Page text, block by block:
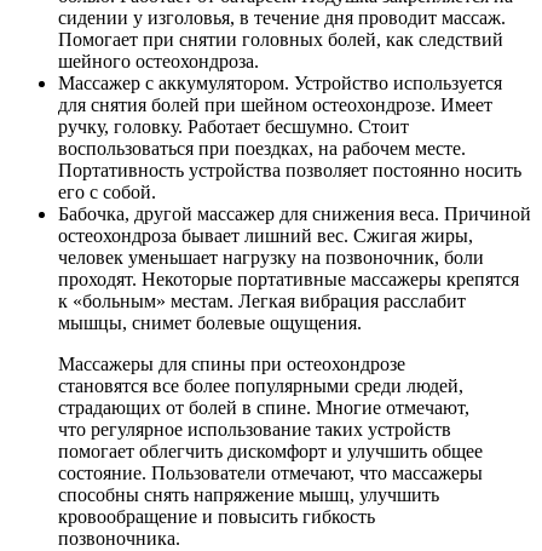
сидении у изголовья, в течение дня проводит массаж.
Помогает при снятии головных болей, как следствий
шейного остеохондроза.
Массажер с аккумулятором. Устройство используется
для снятия болей при шейном остеохондрозе. Имеет
ручку, головку. Работает бесшумно. Стоит
воспользоваться при поездках, на рабочем месте.
Портативность устройства позволяет постоянно носить
его с собой.
Бабочка, другой массажер для снижения веса. Причиной
остеохондроза бывает лишний вес. Сжигая жиры,
человек уменьшает нагрузку на позвоночник, боли
проходят. Некоторые портативные массажеры крепятся
к «больным» местам. Легкая вибрация расслабит
мышцы, снимет болевые ощущения.
Массажеры для спины при остеохондрозе
становятся все более популярными среди людей,
страдающих от болей в спине. Многие отмечают,
что регулярное использование таких устройств
помогает облегчить дискомфорт и улучшить общее
состояние. Пользователи отмечают, что массажеры
способны снять напряжение мышц, улучшить
кровообращение и повысить гибкость
позвоночника.